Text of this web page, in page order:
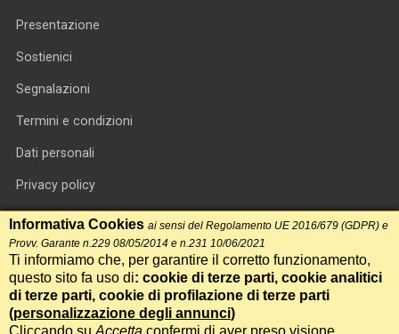
Presentazione
Sostienici
Segnalazioni
Termini e condizioni
Dati personali
Privacy policy
Informativa cookie
RSS feed
RSS Top News
Contatti
Informativa Cookies ai sensi del Regolamento UE 2016/679 (GDPR) e
Provv. Garante n.229 08/05/2014 e n.231 10/06/2021
Ti informiamo che, per garantire il corretto funzionamento,
questo sito fa uso di: cookie di terze parti, cookie analitici
di terze parti, cookie di profilazione di terze parti
(personalizzazione degli annunci)
Cliccando su Accetta confermi di aver preso visione